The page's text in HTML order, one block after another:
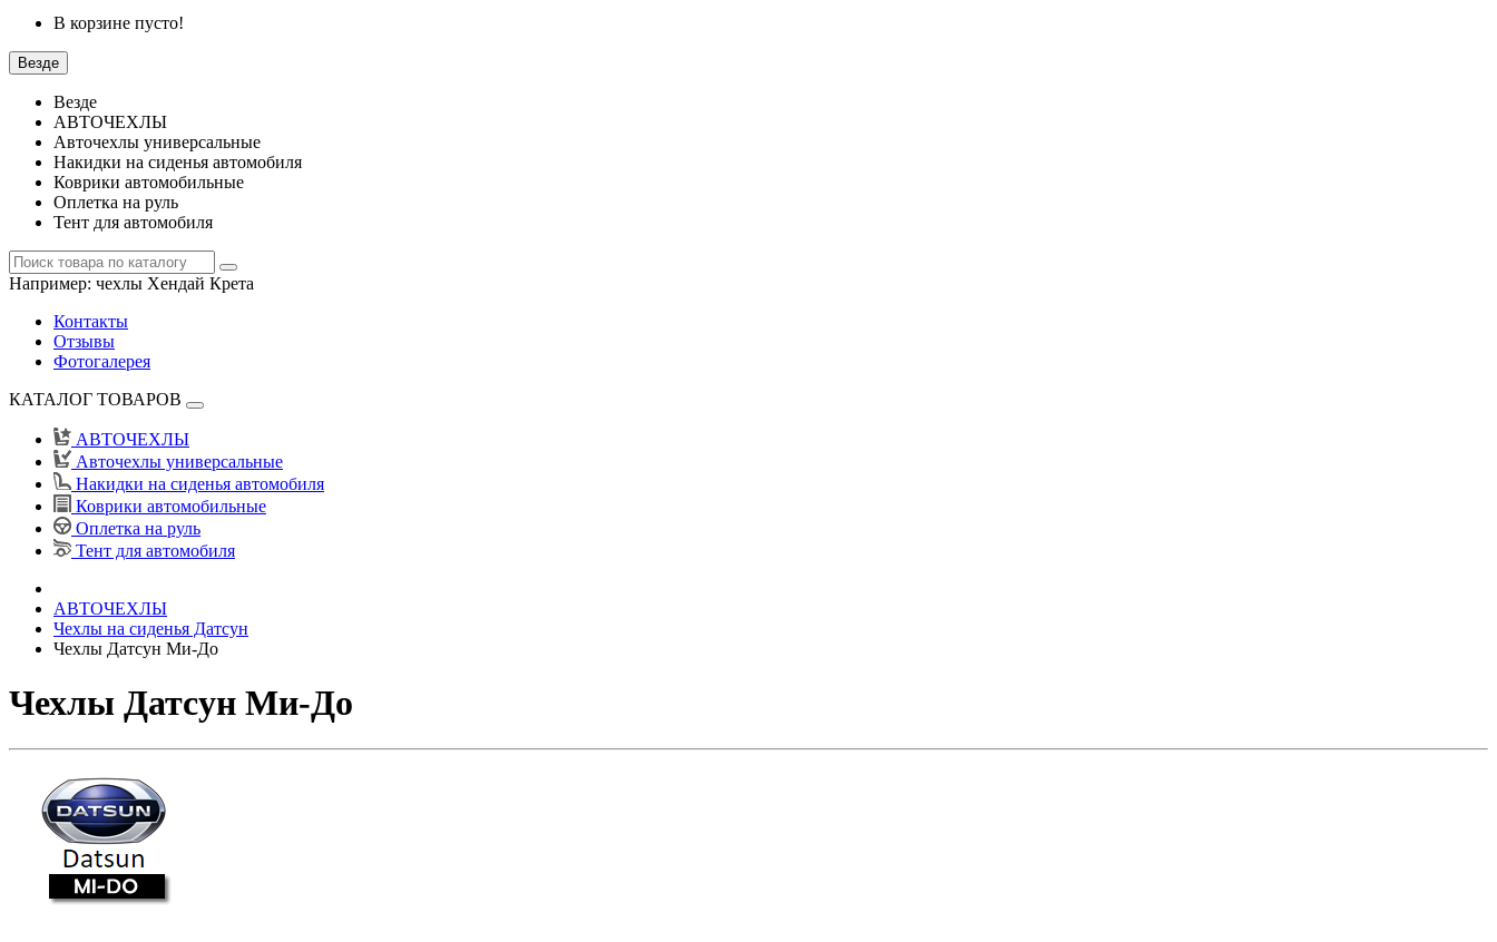
В корзине пусто!
Везде
Везде
АВТОЧЕХЛЫ
Авточехлы универсальные
Накидки на сиденья автомобиля
Коврики автомобильные
Оплетка на руль
Тент для автомобиля
Например: чехлы Хендай Крета
Контакты
Отзывы
Фотогалерея
КАТАЛОГ ТОВАРОВ
АВТОЧЕХЛЫ
Авточехлы универсальные
Накидки на сиденья автомобиля
Коврики автомобильные
Оплетка на руль
Тент для автомобиля
АВТОЧЕХЛЫ
Чехлы на сиденья Датсун
Чехлы Датсун Ми-До
Чехлы Датсун Ми-До